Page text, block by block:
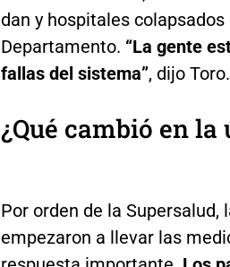
dan y hospitales
Departamento. “La gente
fallas del sistema”, dijo Toro.
¿Qué cambió en
Por orden de la Supersalud,
empezaron a llevar las